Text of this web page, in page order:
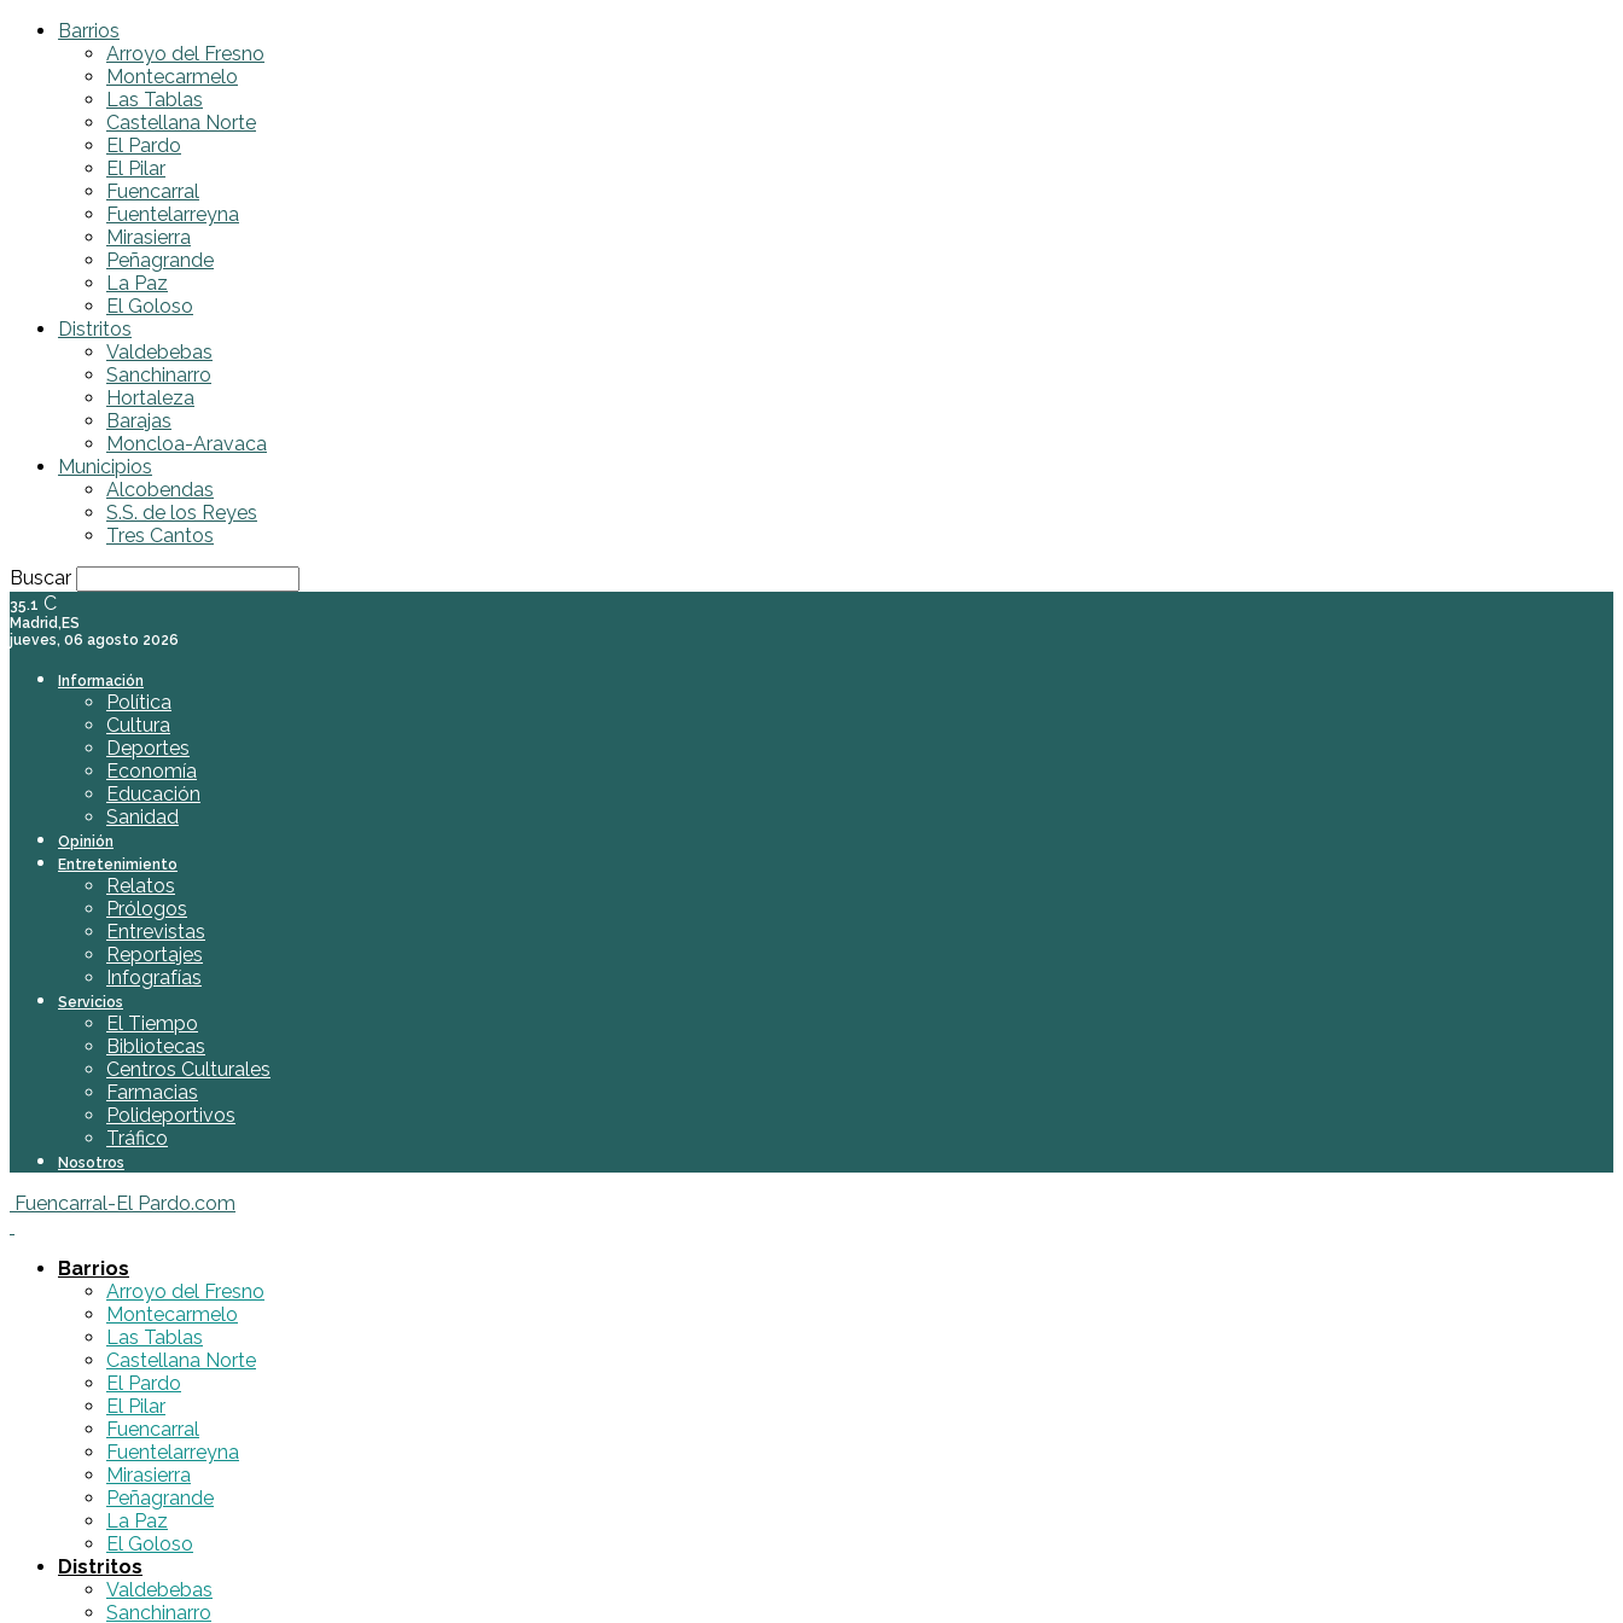
Barrios
Arroyo del Fresno
Montecarmelo
Las Tablas
Castellana Norte
El Pardo
El Pilar
Fuencarral
Fuentelarreyna
Mirasierra
Peñagrande
La Paz
El Goloso
Distritos
Valdebebas
Sanchinarro
Hortaleza
Barajas
Moncloa-Aravaca
Municipios
Alcobendas
S.S. de los Reyes
Tres Cantos
Buscar
35.1 C
Madrid,ES
jueves, 06 agosto 2026
Información
Política
Cultura
Deportes
Economía
Educación
Sanidad
Opinión
Entretenimiento
Relatos
Prólogos
Entrevistas
Reportajes
Infografías
Servicios
El Tiempo
Bibliotecas
Centros Culturales
Farmacias
Polideportivos
Tráfico
Nosotros
Fuencarral-El Pardo.com
Barrios
Arroyo del Fresno
Montecarmelo
Las Tablas
Castellana Norte
El Pardo
El Pilar
Fuencarral
Fuentelarreyna
Mirasierra
Peñagrande
La Paz
El Goloso
Distritos
Valdebebas
Sanchinarro